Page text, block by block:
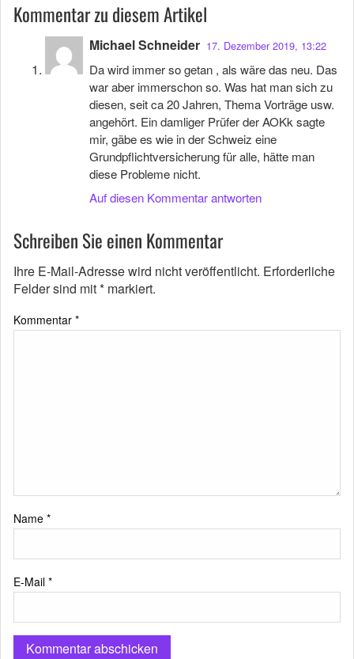
Kommentar zu diesem Artikel
Michael Schneider 17. Dezember 2019, 13:22
Da wird immer so getan , als wäre das neu. Das
war aber immerschon so. Was hat man sich zu
diesen, seit ca 20 Jahren, Thema Vorträge usw.
angehört. Ein damliger Prüfer der AOKk sagte
mir, gäbe es wie in der Schweiz eine
Grundpflichtversicherung für alle, hätte man
diese Probleme nicht.
Auf diesen Kommentar antworten
Schreiben Sie einen Kommentar
Ihre E-Mail-Adresse wird nicht veröffentlicht. Erforderliche
Felder sind mit* markiert.
Kommentar *
Name *
E-Mail *